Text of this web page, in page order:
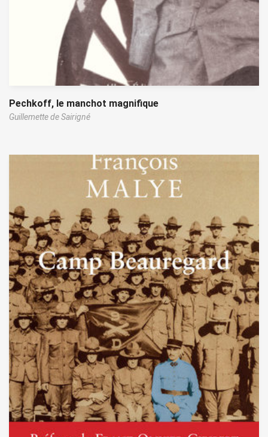
Pechkoff, le manchot magnifique
Guillemette de Sairigné